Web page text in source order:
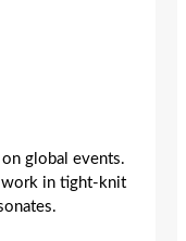
global events.
work in tight-knit